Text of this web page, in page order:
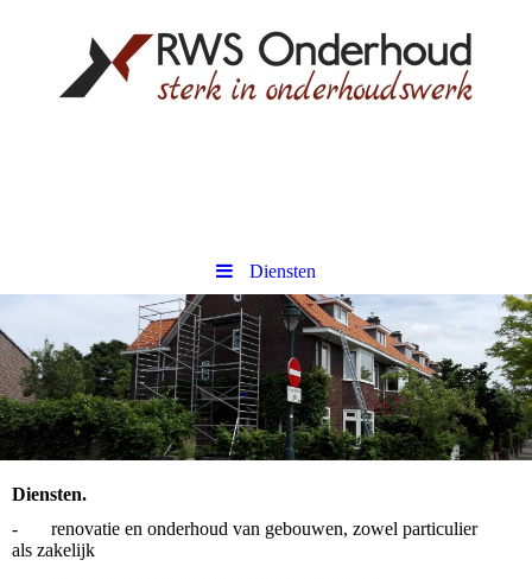
Diensten
Diensten.
- renovatie en onderhoud van gebouwen, zowel particulier
als zakelijk